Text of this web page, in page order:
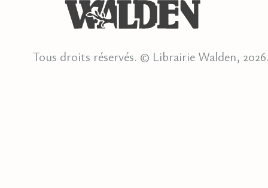
Tous droits réservés. © Librairie Walden,